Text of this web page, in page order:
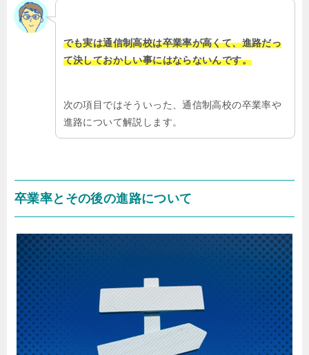
でも実は通信制高校は卒業率が高くて、進路だっ
て決しておかしい事にはならないんです。
次の項目ではそういった、通信制高校の卒業率や
進路について解説します。
卒業率とその後の進路について